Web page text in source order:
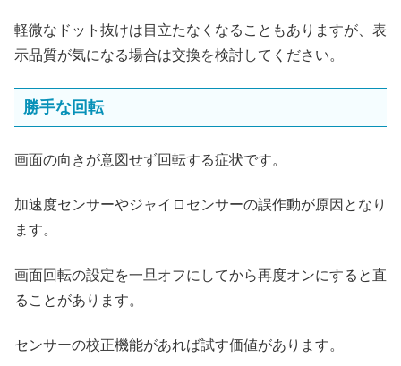
軽微なドット抜けは目立たなくなることもありますが、表
示品質が気になる場合は交換を検討してください。
勝手な回転
画面の向きが意図せず回転する症状です。
加速度センサーやジャイロセンサーの誤作動が原因となり
ます。
画面回転の設定を一旦オフにしてから再度オンにすると直
ることがあります。
センサーの校正機能があれば試す価値があります。